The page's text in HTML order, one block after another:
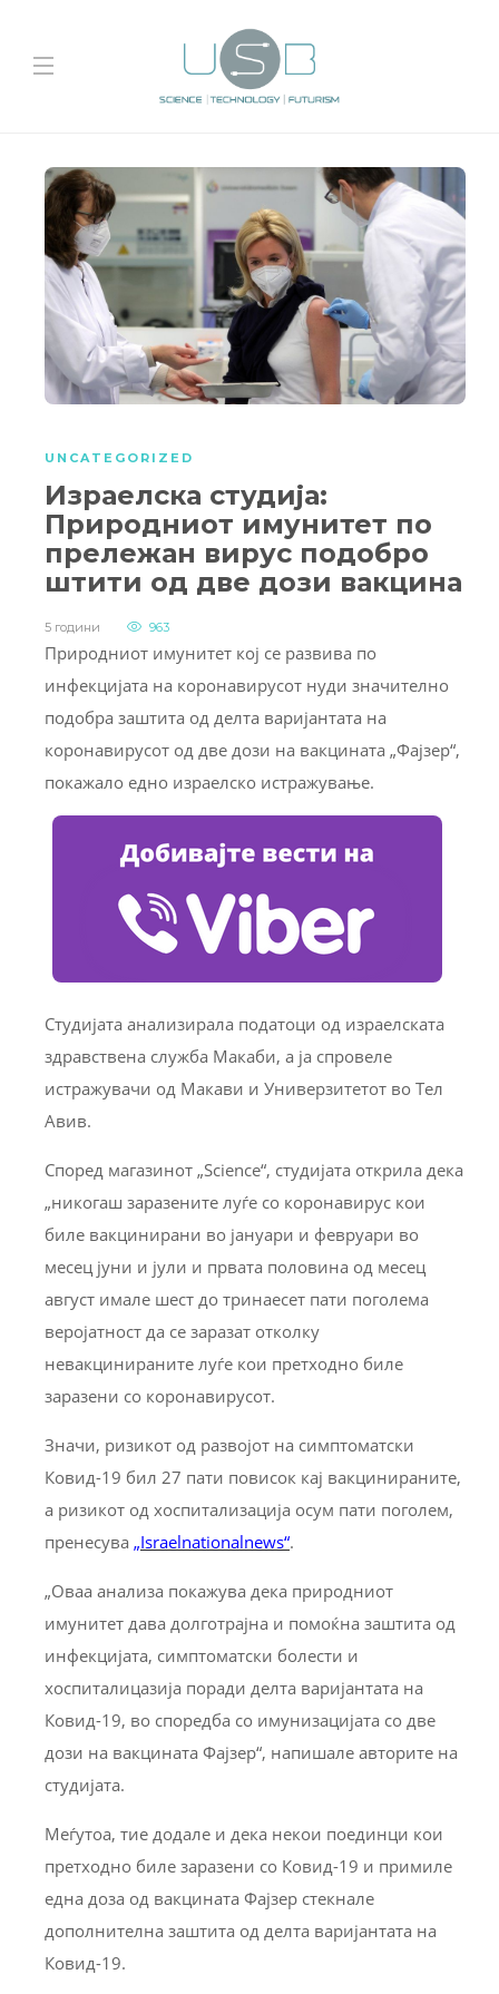
UNCATEGORIZED
Израелска студија:
Природниот имунитет по
прележан вирус подобро
штити од две дози вакцина
5 години 963
Природниот имунитет кој се развива по
инфекцијата на коронавирусот нуди значително
подобра заштита од делта варијантата на
коронавирусот од две дози на вакцината „Фајзер“,
покажало едно израелско истражување.
Студијата анализирала податоци од израелската
здравствена служба Макаби, а ја спровеле
истражувачи од Макави и Универзитетот во Тел
Авив.
Според магазинот „Science“, студијата открила дека
„никогаш заразените луѓе со коронавирус кои
биле вакцинирани во јануари и февруари во
месец јуни и јули и првата половина од месец
август имале шест до тринаесет пати поголема
веројатност да се заразат отколку
невакцинираните луѓе кои претходно биле
заразени со коронавирусот.
Значи, ризикот од развојот на симптоматски
Ковид-19 бил 27 пати повисок кај вакцинираните,
а ризикот од хоспитализација осум пати поголем,
пренесува „Israelnationalnews“.
„Оваа анализа покажува дека природниот
имунитет дава долготрајна и помоќна заштита од
инфекцијата, симптоматски болести и
хоспиталицазија поради делта варијантата на
Ковид-19, во споредба со имунизацијата со две
дози на вакцината Фајзер“, напишале авторите на
студијата.
Меѓутоа, тие додале и дека некои поединци кои
претходно биле заразени со Ковид-19 и примиле
една доза од вакцината Фајзер стекнале
дополнителна заштита од делта варијантата на
Ковид-19.